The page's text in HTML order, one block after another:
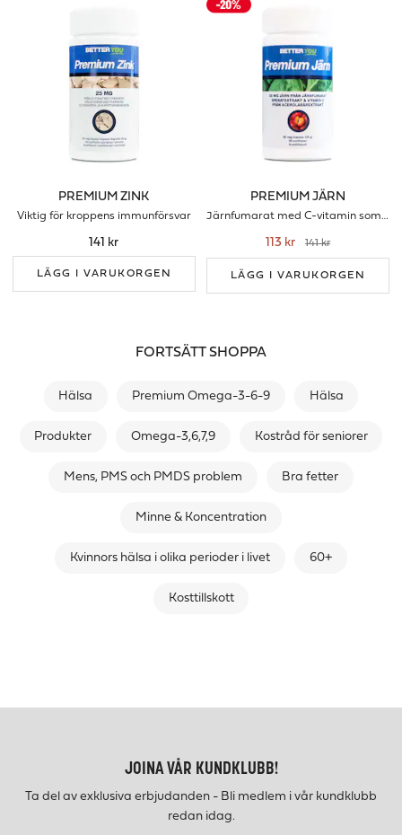
PREMIUM ZINK
Viktig för kroppens immunförsvar
141 kr
LÄGG I VARUKORGEN
PREMIUM JÄRN
Järnfumarat med C-vitamin som förbrättrar upptaget
113 kr 141 kr
LÄGG I VARUKORGEN
FORTSÄTT SHOPPA
Hälsa Premium Omega-3-6-9 Hälsa
Produkter Omega-3,6,7,9 Kostråd för seniorer
Mens, PMS och PMDS problem Bra fetter
Minne & Koncentration
Kvinnors hälsa i olika perioder i livet 60+
Kosttillskott
JOINA VÅR KUNDKLUBB!
Ta del av exklusiva erbjudanden - Bli medlem i vår kundklubb
redan idag.